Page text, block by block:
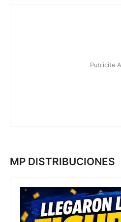
MP DISTRIBUCIONES